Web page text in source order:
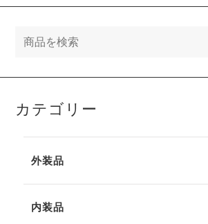
カテゴリー
外装品
内装品